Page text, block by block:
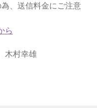
為、送信料金にご注意
ら
木村幸雄